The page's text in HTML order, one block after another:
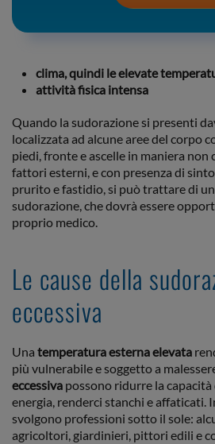
clima, quindi le elevate
attività fisica intensa
Quando la sudorazione si presenti
localizzata ad alcune aree del corpo
piedi, fronte e ascelle in maniera non
fattori esterni, e con presenza di
prurito e fastidio, si può trattare di
sudorazione, che dovrà essere
proprio medico.
Le cause della
eccessiva
Una temperatura esterna elevata
più vulnerabile e soggetto a
eccessiva possono ridurre la
energia, renderci stanchi e affaticati.
svolgono professioni sotto il sole:
agricoltori, giardinieri, pittori edili e